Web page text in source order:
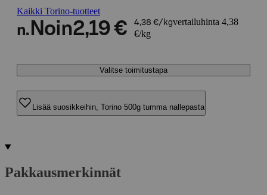
Kaikki Torino-tuotteet
n. Noin2,19 € 4,38 €/kgvertailuhinta 4,38
€/kg
Valitse toimitustapa
Lisää suosikkeihin, Torino 500g tumma nallepasta
Pakkausmerkinnät